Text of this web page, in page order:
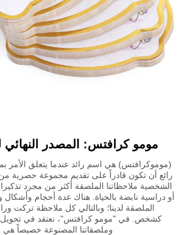
مومو كرافتس: المصدر النهائي
(موموكرافتس) هي اسم رائد عندما يتعلق الأمر
رائع أن تكون قادراً على تقديم مجموعة حصرية
الشخصية ملاحظاتنا الملصقة أكثر من مجرد
أو دراسية نابضة بالحياة. هناك عدة أحجام وأشكال
الملصقة لدينا؛ وبالتالي كل ملاحظة تركت
كشخص. في "مومو كرافتس"، نعتقد في تحويل
وملصقاتنا المصنوعة خصيصاً هي